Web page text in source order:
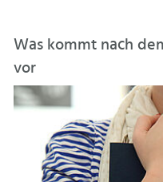
Was kommt nach
vor